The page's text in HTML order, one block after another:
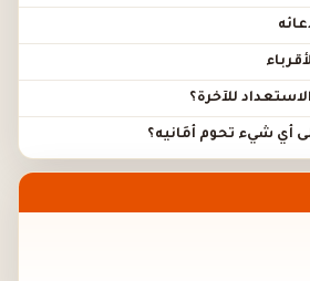
للآخرة؟
أي شيء تحوم أَمَانيه؟